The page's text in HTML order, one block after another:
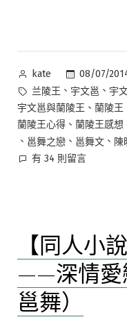
蘭
陵
續
文/
已
結
中
—
重
簾，
追
夢
版
（主
邕/
邕
舞/
作
者:
kate 08/07/
標
籤:
兰陵王 、 宇文邕 、 宇
宇文邕與蘭陵王 、 蘭陵王
蘭陵王心得 、 蘭陵王感想
、 邕舞之戀 、 邕舞文 、 陳
在
邕
舞
人
—
鎖
有 34 則留言
【同人小
——深情愛
邕舞）